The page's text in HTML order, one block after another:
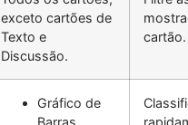
exceto cartões de
Texto e
Discussão.
cartão.
Gráfico de
Barras